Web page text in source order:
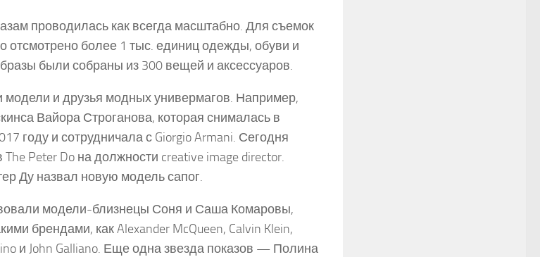
проводилась как всегда масштабно. Для съемок
отсмотрено более 1 тыс. единиц одежды, обуви и
были собраны из 300 вещей и аксессуаров.
модели и друзья модных универмагов. Например,
Вайора Строганова, которая снималась в
году и сотрудничала с Giorgio Armani. Сегодня
Peter Do на должности creative image director.
Ду назвал новую модель сапог.
модели-близнецы Соня и Саша Комаровы,
брендами, как Alexander McQueen, Calvin Klein,
и John Galliano. Еще одна звезда показов — Полина